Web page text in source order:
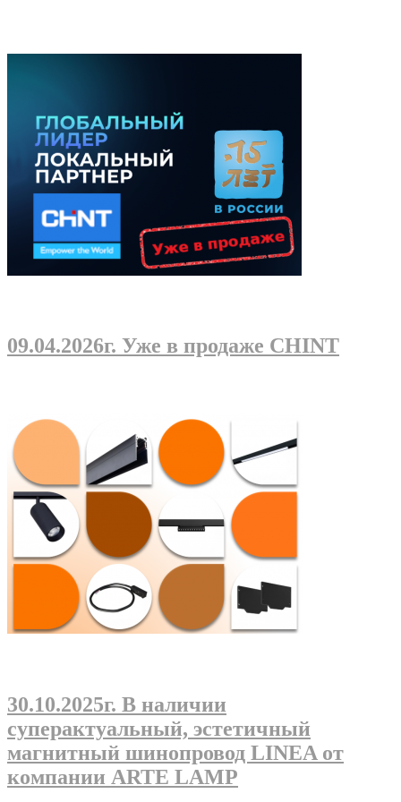
09.04.2026г. Уже в продаже CHINT
30.10.2025г. В наличии
суперактуальный, эстетичный
магнитный шинопровод LINEA от
компании ARTE LAMP